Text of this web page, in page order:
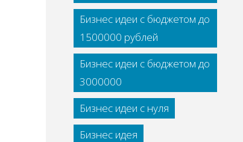
Бизнес идеи с бюджетом до
1500000 рублей
Бизнес идеи с бюджетом до
3000000
Бизнес идеи с нуля
Бизнес идея